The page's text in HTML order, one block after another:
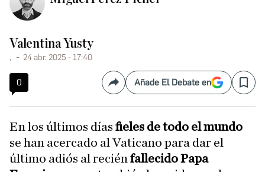
Valentina Yusty
, 24 abr. 2025 - 17:40
0 CompartirAñade El Debate en Save
En los últimos díasfieles de todo el mundo
se han acercado al Vaticano para dar el
último adiós al recién fallecido Papa